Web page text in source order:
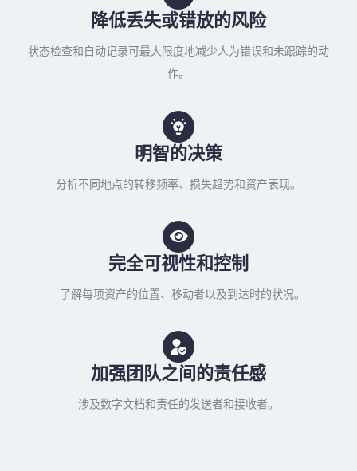
降低丢失或错放的风险
状态检查和自动记录可最大限度地减少人为错误和未跟踪的动
作。
明智的决策
分析不同地点的转移频率、损失趋势和资产表现。
完全可视性和控制
了解每项资产的位置、移动者以及到达时的状况。
加强团队之间的责任感
涉及数字文档和责任的发送者和接收者。